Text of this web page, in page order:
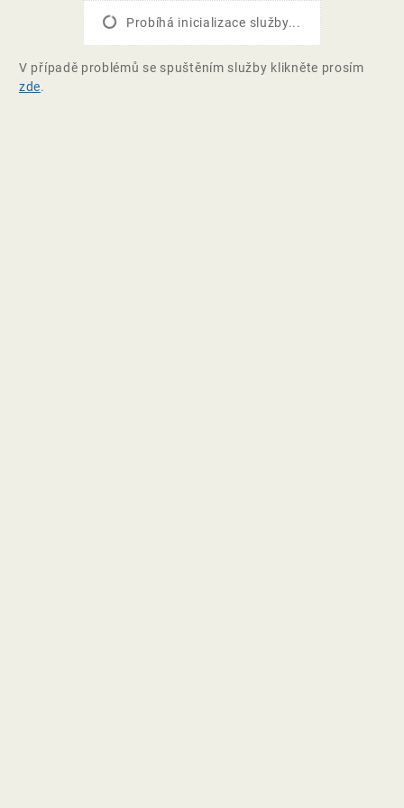
Probíhá inicializace služby...
V případě problémů se spuštěním služby klikněte prosím
zde.